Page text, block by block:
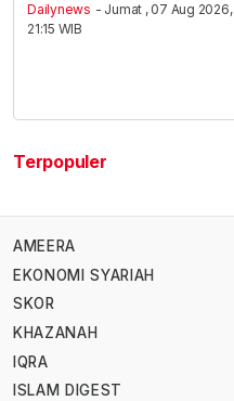
Dailynews - Jumat , 07 Aug 2026,
21:15 WIB
Terpopuler
AMEERA
EKONOMI SYARIAH
SKOR
KHAZANAH
IQRA
ISLAM DIGEST